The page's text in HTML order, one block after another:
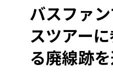
バスファ
スツアー
る廃線跡